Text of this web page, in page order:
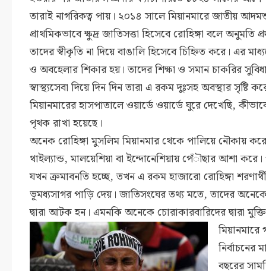
তারাই নাগরিকত্ব পায়। ২০১৪ সালে মিয়ানমারে জাতীয়
প্রাথমিকভাবে ক্ষুদ্র জাতিসত্তা হিসেবে রোহিঙ্গা বলে অনুমতি
তাদের স্বীকৃতি না দিয়ে বাঙালি হিসেবে চিহ্নিত করে। এর
ও অবহেলার শিকার হয়। তাদের শিক্ষা ও সমান চাকরির
স্বাস্থ্যসেবা দিয়ে দিন দিন তারা এ রকম দুঃসহ অবস্থার সৃষ্টি
মিয়ানমারের হাসপাতালে ওয়ার্ডে ওয়ার্ডে ঘুরে দেখেছি,
পৃথক রাখা হয়েছে।
অনেক রোহিঙ্গা মুসলিম মিয়ানমার থেকে পালিয়ে নৌকায়
থাইল্যান্ড, মালয়েশিয়া বা ইন্দোনেশিয়ায় পেঁৗছার আশা
যখন ক্রমাবনতি হচ্ছে, তখন এ রকম হাজারো রোহিঙ্গা
ভূমধ্যসাগর পাড়ি দেয়। জাতিসংঘের তথ্য মতে, তাদের অনেকে
দ্বারা আটক হন। এমনকি অনেকে চোরাকারবারিদের দ্বারা
বছরের